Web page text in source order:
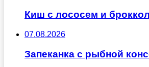
Киш с лососем и
07.08.2026
Запеканка с рыбной